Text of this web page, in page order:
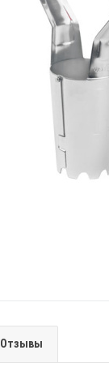
Отзывы